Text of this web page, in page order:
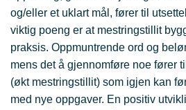
og/eller et uklart mål, fører til
viktig poeng er at mestringstillit
praksis. Oppmuntrende ord og
mens det å gjennomføre noe fører
(økt mestringstillit) som igjen kan
med nye oppgaver. En positiv